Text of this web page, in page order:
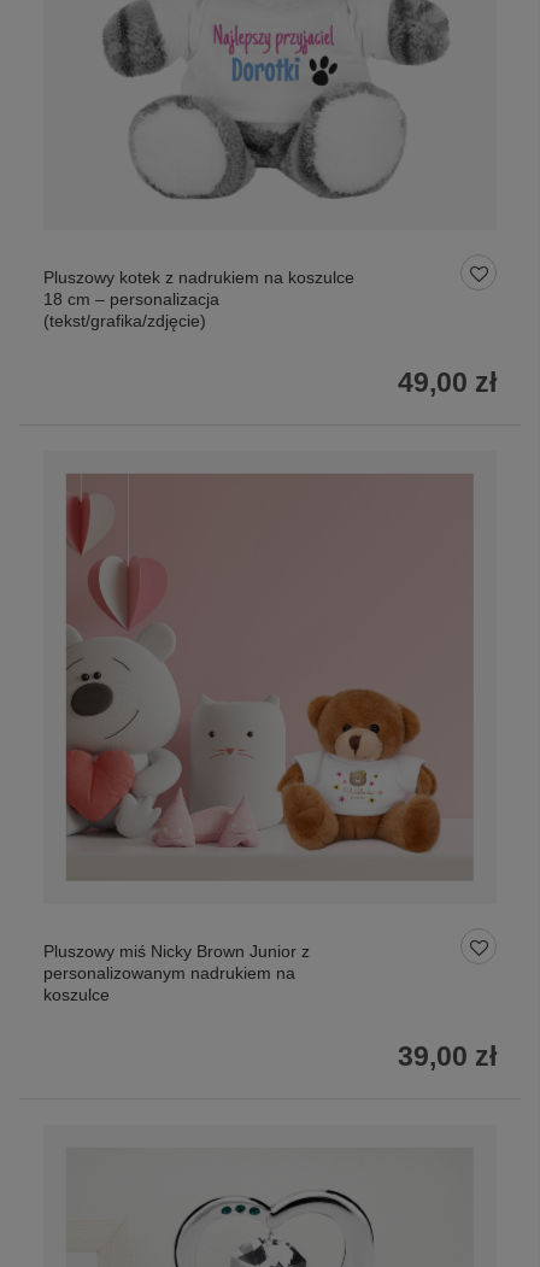
Pluszowy kotek z nadrukiem na koszulce
18 cm – personalizacja
(tekst/grafika/zdjęcie)
49,00 zł
Pluszowy miś Nicky Brown Junior z
personalizowanym nadrukiem na
koszulce
39,00 zł